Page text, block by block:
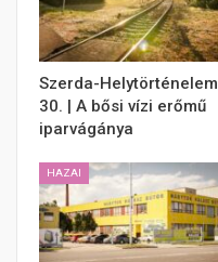
Szerda-Helytörténelem
30. | A bősi vízi erőmű
iparvágánya
HAZAI